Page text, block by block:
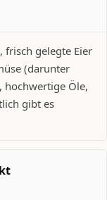
frisch gelegte Eier
(darunter
hochwertige Öle,
gibt es